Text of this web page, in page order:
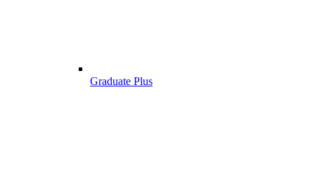
Graduate Plus